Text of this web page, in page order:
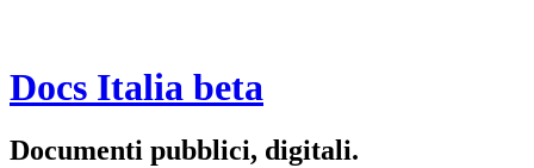
Docs Italia beta
Documenti pubblici, digitali.